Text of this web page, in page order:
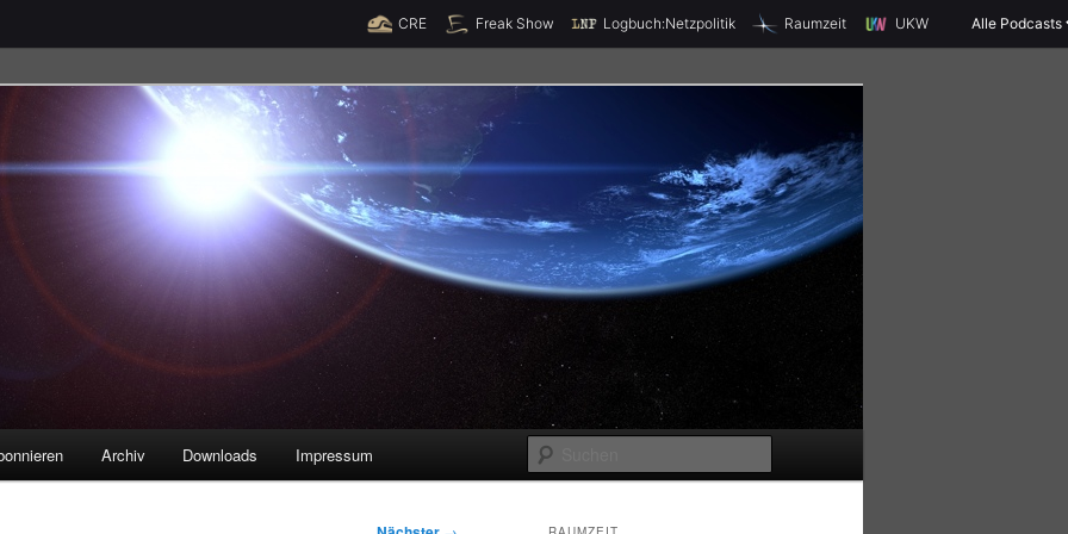
Spende jetzt!
CRE Freak Show Logbuch:Netzpolitik Raumzeit UKW Alle Podcasts
u
Archiv Downloads Impressum